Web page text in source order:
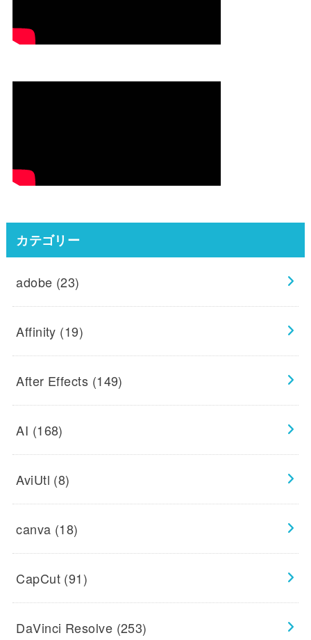
カテゴリー
adobe (23)
Affinity (19)
After Effects (149)
AI (168)
AviUtl (8)
canva (18)
CapCut (91)
DaVinci Resolve (253)